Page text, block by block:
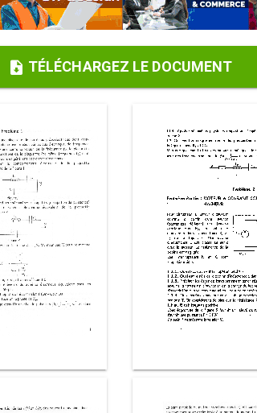
TÉLÉCHARGEZ LE DOCUMENT